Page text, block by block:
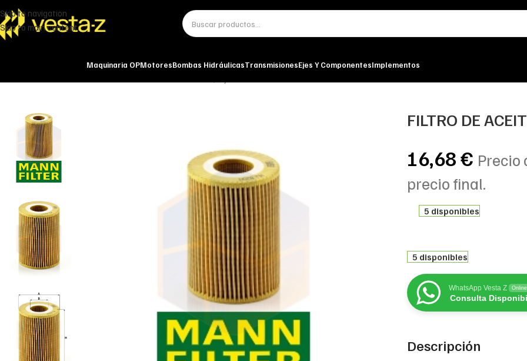
Skip to navigation
Skip to main content
Maquinaria OPMotoresBombas HidráulicasTransmisionesEjes Y ComponentesImplementos
FILTRO DE
16,68€ Precio
precio final.
5 disponibles
5 disponibles
WhatsApp Vesta Z Online
Consulta
Descripción